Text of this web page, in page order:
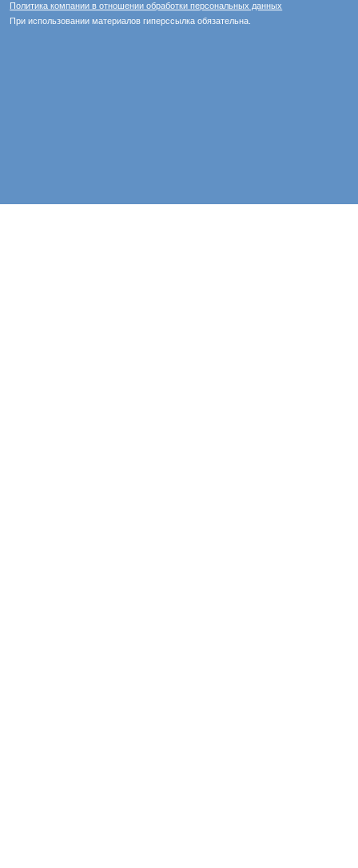
Политика компании в отношении обработки персональных данных
При использовании материалов гиперссылка обязательна.